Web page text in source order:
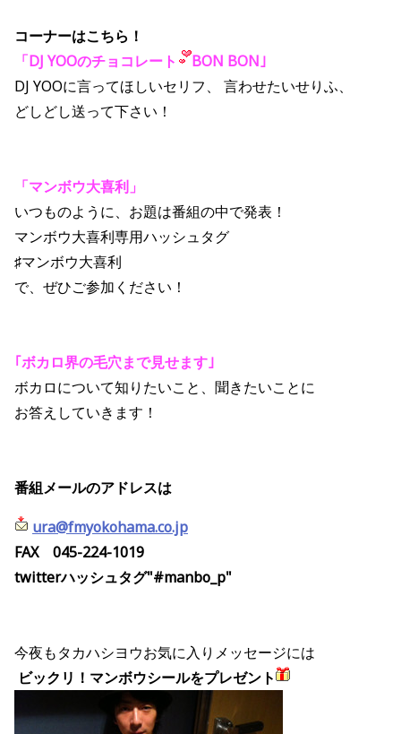
コーナーはこちら！
「DJ YOOのチョコレート
BON BON｣
DJ YOOに言ってほしいセリフ、 言わせたいせりふ、
どしどし送って下さい！
「マンボウ大喜利」
いつものように、お題は番組の中で発表！
マンボウ大喜利専用ハッシュタグ
♯マンボウ大喜利
で、ぜひご参加ください！
｢ボカロ界の毛穴まで見せます｣
ボカロについて知りたいこと、聞きたいことに
お答えしていきます！
番組メールのアドレスは
ura@fmyokohama.co.jp
FAX 045-224-1019
twitterハッシュタグ"#manbo_p"
今夜もタカハシヨウお気に入りメッセージには
ビックリ！マンボウシールをプレゼント